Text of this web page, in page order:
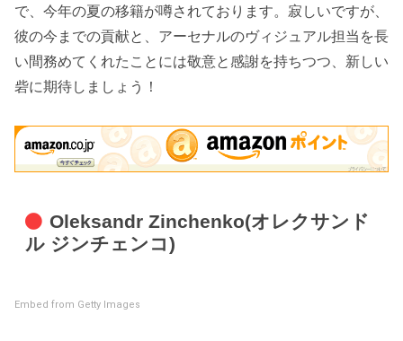
で、今年の夏の移籍が噂されております。寂しいですが、
彼の今までの貢献と、アーセナルのヴィジュアル担当を長
い間務めてくれたことには敬意と感謝を持ちつつ、新しい
砦に期待しましょう！
Oleksandr Zinchenko(オレクサンド
ル ジンチェンコ)
Embed from Getty Images